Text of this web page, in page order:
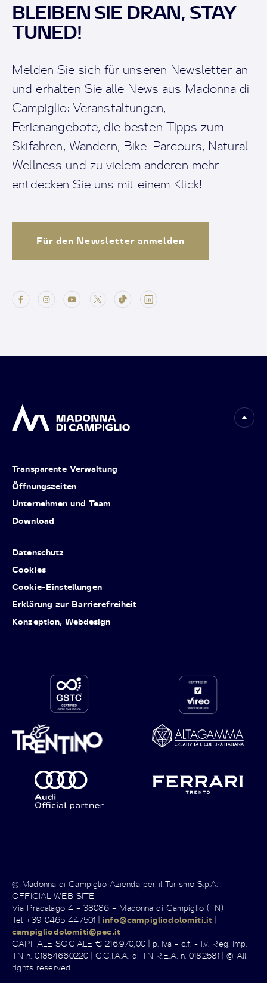
BLEIBEN SIE DRAN, STAY
TUNED!
Melden Sie sich für unseren Newsletter an
und erhalten Sie alle News aus Madonna di
Campiglio: Veranstaltungen,
Ferienangebote, die besten Tipps zum
Skifahren, Wandern, Bike-Parcours, Natural
Wellness und zu vielem anderen mehr –
entdecken Sie uns mit einem Klick!
Für den Newsletter anmelden
Transparente Verwaltung
Öffnungszeiten
Unternehmen und Team
Download
Datenschutz
Cookies
Cookie-Einstellungen
Erklärung zur Barrierefreiheit
Konzeption, Webdesign
© Madonna di Campiglio Azienda per il Turismo S.p.A. -
OFFICIAL WEB SITE
Via Pradalago 4 – 38086 – Madonna di Campiglio (TN)
Tel +39 0465 447501 |info@campigliodolomiti.it |
campigliodolomiti@pec.it
CAPITALE SOCIALE € 216.970,00 | p. iva - c.f. - i.v. Reg. Imp.
TN n. 01854660220 | C.C.I.A.A. di TN R.E.A. n. 0182581 | © All
rights reserved